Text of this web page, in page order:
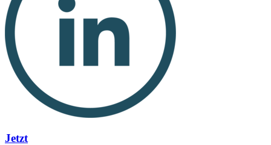
Jetzt